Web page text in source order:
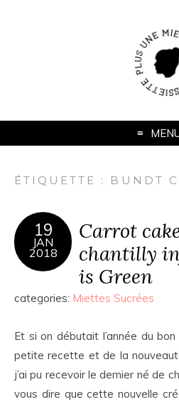
ÉTIQUETTE : BUNDT
19
JAN
2018
Carrot
chantilly
is Green
categories: Miettes Sucrées
Et si on débutait l’année du
petite recette et de la
j’ai pu recevoir le dernier né de
vous dire que cette nouvelle